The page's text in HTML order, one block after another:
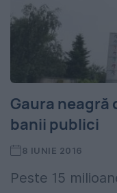
Gaura neagră
banii publici
8 IUNIE 2016
Peste 15